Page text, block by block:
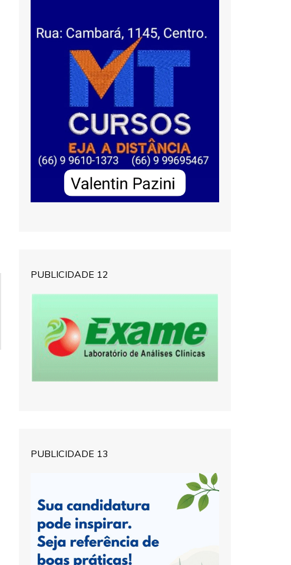
PUBLICIDADE 12
PUBLICIDADE 13